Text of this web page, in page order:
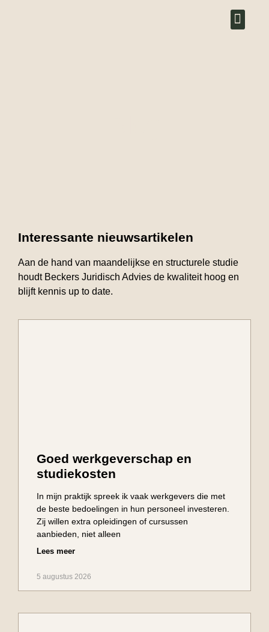
Interessante nieuwsartikelen
Aan de hand van maandelijkse en structurele studie
houdt Beckers Juridisch Advies de kwaliteit hoog en
blijft kennis up to date.
Goed werkgeverschap en
studiekosten
In mijn praktijk spreek ik vaak werkgevers die met
de beste bedoelingen in hun personeel investeren.
Zij willen extra opleidingen of cursussen
aanbieden, niet alleen
Lees meer
5 augustus 2026